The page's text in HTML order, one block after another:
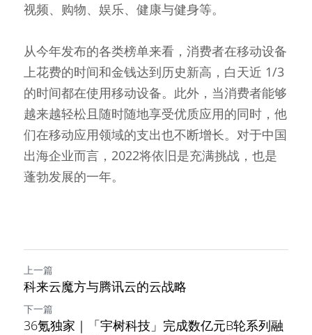
视频、购物、娱乐、健康与健身等。
从今年发布的各类榜单来看，消费者在移动设备
上花费的时间和金钱达到历史新高，白天近 1/3
的时间都在使用移动设备。此外，当消费者能够
越来越轻松且随时随地享受优质应用的同时，他
们在移动应用领域的支出也不断增长。对于中国
出海企业而言，2022将依旧是充满挑战，也是
蓬勃发展的一年。
上一篇
科来云魔方与腾讯云的云战略
下一篇
36氪独家｜「宇树科技」完成数亿元B轮系列融